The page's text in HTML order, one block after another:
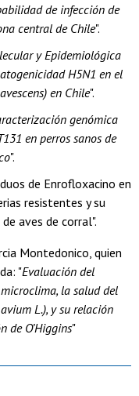
de infección de
central de Chile".
y Epidemiológica
H5N1 en el
en Chile".
genómica
en perros sanos de
".
de Enrofloxacino en
resistentes y su
aves de corral".
Montedonico, quien
"Evaluación del
la salud del
L.), y su relación
de O’Higgins"